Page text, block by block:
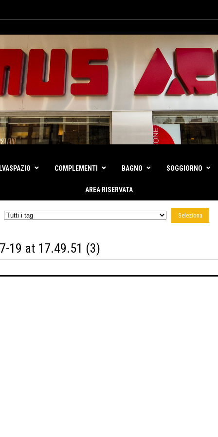
COMPLEMENTI BAGNO SOGGIORNO
AREA RISERVATA
19 at 17.49.51 (3)